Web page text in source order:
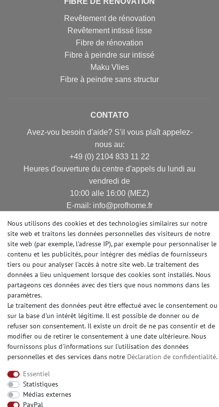
Revêtement de rénovation
Revêtement intissé lisse
Fibre de rénovation
Fibre à peindre sur intissé
Maku Vlies
Fibre à peindre sans structur
CONTATO
Avez-vou besoin d'aide? S'il vous plaît appelez-
nous au:
+49 (0) 2104 833 11 22
Heures d'ouverture du centre d'appels du lundi au
vendredi de
10:00 alle 16:00 (MEZ)
E-mail: info@profhome.fr
MODES DE PAIEMENT
© Copyright 2026 | e-Delux GmbH
Nous utilisons des cookies et des technologies similaires sur notre
site web et traitons les données personnelles des visiteurs de notre
site web (par exemple, l'adresse IP), par exemple pour personnaliser le
contenu et les publicités, pour intégrer des médias de fournisseurs
tiers ou pour analyser l'accès à notre site web. Le traitement des
données a lieu uniquement lorsque des cookies sont installés. Nous
partageons ces données avec des tiers que nous nommons dans les
paramètres.
Le traitement des données peut être effectué avec le consentement ou
sur la base d'un intérêt légitime. Il est possible de donner ou de
refuser son consentement. Il existe un droit de ne pas consentir et de
modifier ou de retirer le consentement à une date ultérieure. Nous
fournissons plus d'informations sur l'utilisation des données
personnelles et des services dans notre Déclaration de confidentialité.
Essentiel
Statistiques
Médias externes
PayPal